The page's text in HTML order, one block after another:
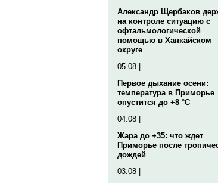
Александр Щербаков
на контроле ситуацию с
офтальмологической
помощью в Ханкайском
округе
05.08 |
Первое дыхание осени:
температура в Приморье
опустится до +8 °C
04.08 |
Жара до +35: что ждет
Приморье после
дождей
03.08 |